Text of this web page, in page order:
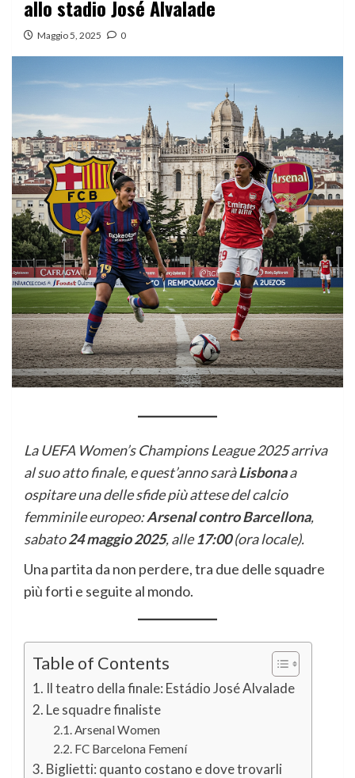
allo stadio José Alvalade
Maggio 5, 2025 0
La UEFA Women’s Champions League 2025 arriva
al suo atto finale, e quest’anno saràLisbonaa
ospitare una delle sfide più attese del calcio
femminile europeo:Arsenal contro Barcellona,
sabato24 maggio 2025, alle17:00(ora locale).
Una partita da non perdere, tra due delle squadre
più forti e seguite al mondo.
Table of Contents
Il teatro della finale: Estádio José Alvalade
Le squadre finaliste
Arsenal Women
FC Barcelona Femení
Biglietti: quanto costano e dove trovarli